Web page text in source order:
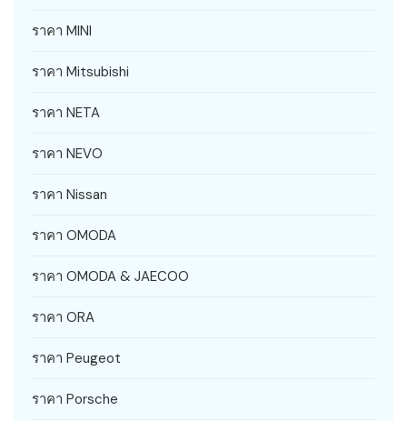
ราคา MINI
ราคา Mitsubishi
ราคา NETA
ราคา NEVO
ราคา Nissan
ราคา OMODA
ราคา OMODA & JAECOO
ราคา ORA
ราคา Peugeot
ราคา Porsche